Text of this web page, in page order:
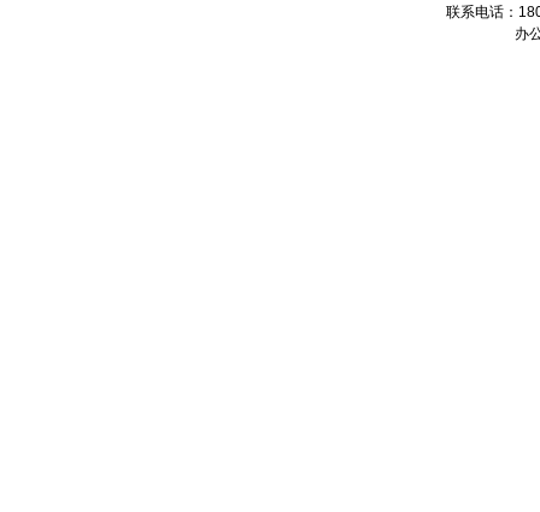
联系电话：
办